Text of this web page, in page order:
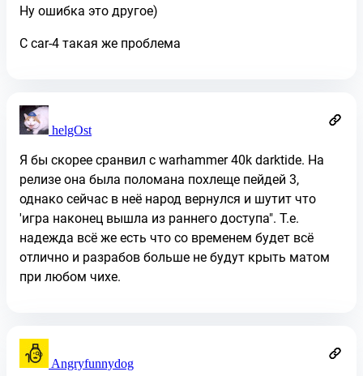
Ну ошибка это другое)
С car-4 такая же проблема
helgOst
Я бы скорее сранвил с warhammer 40k darktide. На
релизе она была поломана похлеще пейдей 3,
однако сейчас в неё народ вернулся и шутит что
'игра наконец вышла из раннего доступа". Т.е.
надежда всё же есть что со временем будет всё
отлично и разрабов больше не будут крыть матом
при любом чихе.
Angryfunnydog